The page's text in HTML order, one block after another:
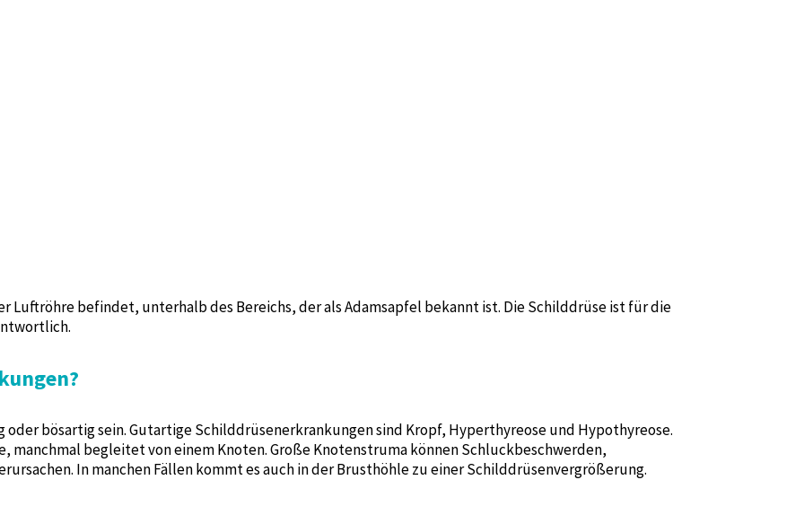
Luftröhre befindet, unterhalb des Bereichs, der als Adamsapfel bekannt ist. Die Schilddrüse ist für die
bösartig sein. Gutartige Schilddrüsenerkrankungen sind Kropf, Hyperthyreose und Hypothyreose.
manchmal begleitet von einem Knoten. Große Knotenstruma können Schluckbeschwerden,
In manchen Fällen kommt es auch in der Brusthöhle zu einer Schilddrüsenvergrößerung.